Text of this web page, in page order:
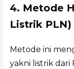
4. Metode
Listrik PLN)
Metode ini
yakni listrik dari